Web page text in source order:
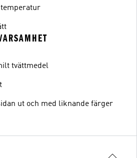
tvättmedel
ut och med liknande färger